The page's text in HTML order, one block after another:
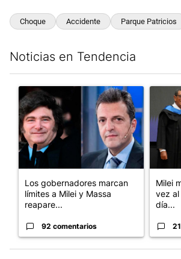
Choque Accidente Parque Patricios
Noticias en Tendencia
Un artículo de tendencia con el título
Los gobernadores marcan
límites a Milei y Massa
reapare...
92 comentarios
Un
Milei
vez al
día...